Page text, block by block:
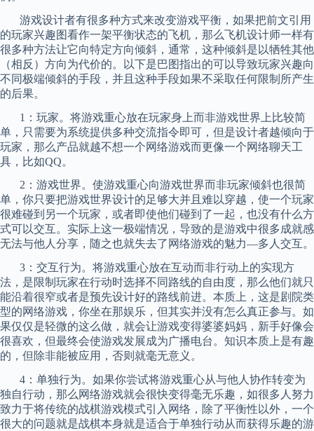
游戏设计者有很多种方式来改变游戏平衡，如果把前文引用
的玩家兴趣图看作一架平衡状态的飞机，那么飞机设计师一样有
很多种方法让它向特定方向倾斜，通常，这种倾斜是以牺牲其他
（相反）方向为代价的。以下是巴图指出的可以导致玩家兴趣向
不同极端倾斜的手段，并且这种手段如果不采取任何限制所产生
的后果。
1 ：玩家。将游戏重心放在玩家身上而非游戏世界上比较简
单，只需要为系统提供多种交流指令即可，但是设计者越倾向于
玩家，那么产品就越不想一个网络游戏而更像一个网络聊天工
具，比如QQ。
2 ：游戏世界。使游戏重心向游戏世界而非玩家倾斜也很简
单，你只要把游戏世界设计的足够大并且难以穿越，使一个玩家
很难碰到另一个玩家，或者即使他们碰到了一起，也没有什么方
式可以交互。实际上这一极端情况，导致的是游戏中很多成就感
无法与他人分享，随之也就失去了网络游戏的魅力—多人交互。
3 ：交互行为。将游戏重心放在互动而非行动上的实现方
法，是限制玩家在行动时选择不同路线的自由度，那么他们就只
能沿着很窄或者是预先设计好的路线前进。本质上，这是剧院类
型的网络游戏，你坐在那娱乐，但其实并没有怎么真正参与。如
果仅仅是轻微的这么做，就会让游戏变得婆婆妈妈，新手好像会
很喜欢，但最终会使游戏发展成为广播电台。知识本质上是有趣
的，但除非能被应用，否则就毫无意义。
4 ：单独行为。如果你尝试将游戏重心从与他人协作转变为
独自行动，那么网络游戏就会很快变得毫无乐趣，如很多人努力
致力于将传统的战棋游戏模式引入网络，除了平衡性以外，一个
很大的问题就是战棋本身就是适合于单独行动从而获得乐趣的游